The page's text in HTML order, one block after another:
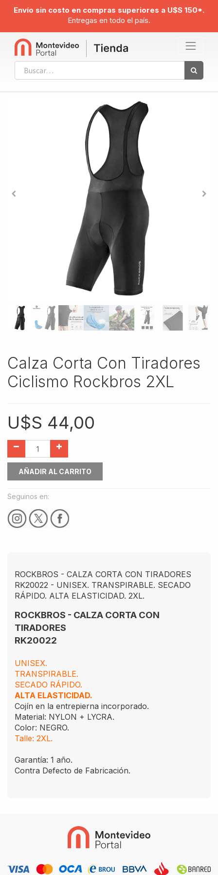
Envío sin costo en compras superiores a U$S 150*.
Entregas en todo el país.
Calza Corta Con Tiradores
Ciclismo Rockbros 2XL
U$S 44,00
AÑADIR AL CARRITO
Seguinos en:
ROCKBROS - CALZA CORTA CON TIRADORES
RK20022 - UNISEX. TRANSPIRABLE. SECADO
RÁPIDO. ALTA ELASTICIDAD. 2XL.
ROCKBROS - CALZA CORTA CON
TIRADORES
RK20022
UNISEX.
TRANSPIRABLE.
SECADO RÁPIDO.
ALTA ELASTICIDAD.
Cojín en la entrepierna incorporado.
Material: NYLON + LYCRA.
Color: NEGRO.
Talle: 2XL.
Garantía: 1 año.
Contra Defecto de Fabricación.